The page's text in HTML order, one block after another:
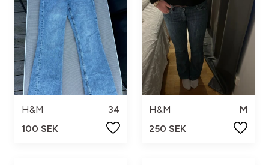
H&M
34
100 SEK
H&M
M
250 SEK